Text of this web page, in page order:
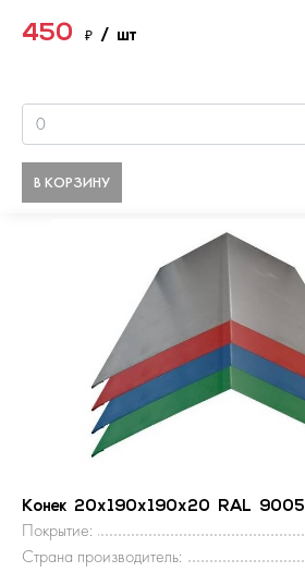
450 ₽ / шт
В КОРЗИНУ
Конек 20х190х190х20 RAL 9005
Покрытие:
Страна производитель: